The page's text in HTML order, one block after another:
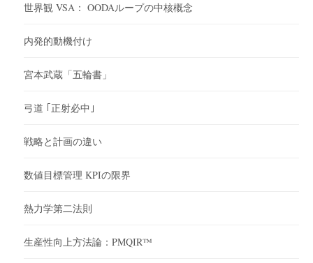
世界観 VSA： OODAループの中核概念
内発的動機付け
宮本武蔵「五輪書」
弓道 ｢正射必中｣
戦略と計画の違い
数値目標管理 KPIの限界
熱力学第二法則
生産性向上方法論：PMQIR™